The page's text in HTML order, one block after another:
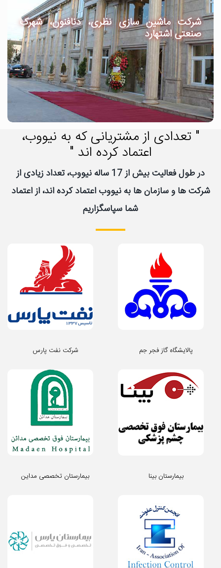
شرکت ماشین سازی نظری، دنافنون، شهرک
صنعتی اشتهارد
" تعدادی از مشتریانی که به نیووب،
اعتماد کرده اند "
در طول فعالیت بیش از 17 ساله نیووب، تعداد زیادی از
شرکت ها و سازمان ها به نیووب اعتماد کرده اند، از اعتماد
شما سپاسگزاریم
شرکت نفت پارس پالایشگاه گاز فجر جم
بیمارستان تخصصی مداین بیمارستان بینا